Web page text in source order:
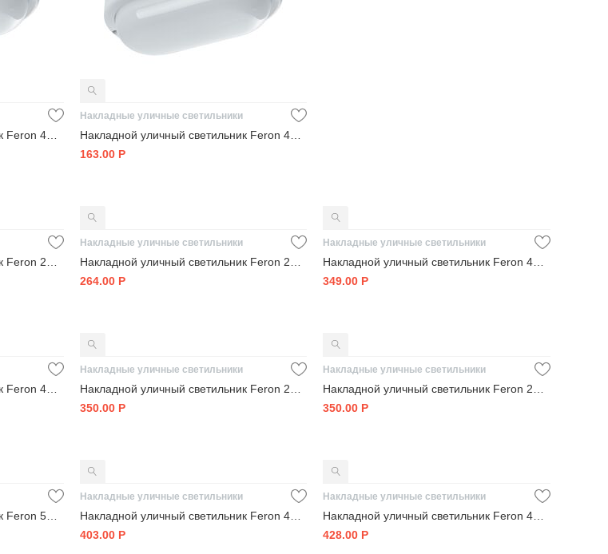
Накладные уличные светильники
Накладной уличный светильник Feron 41316
163.00 Р
Накладные уличные светильники
264.00 Р
Накладные уличные светильники
349.00 Р
Накладные уличные светильники
350.00 Р
Накладные уличные светильники
350.00 Р
Накладные уличные светильники
Накладной уличный светильник Feron 41405
403.00 Р
Накладные уличные светильники
428.00 Р